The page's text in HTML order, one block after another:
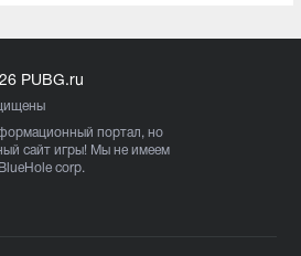
PUBG.ru
портал, но
сайт игры! Мы не имеем
corp.